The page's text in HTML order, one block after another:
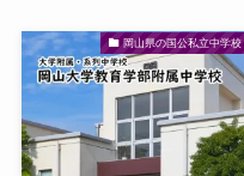
岡山県の国公私立中学校